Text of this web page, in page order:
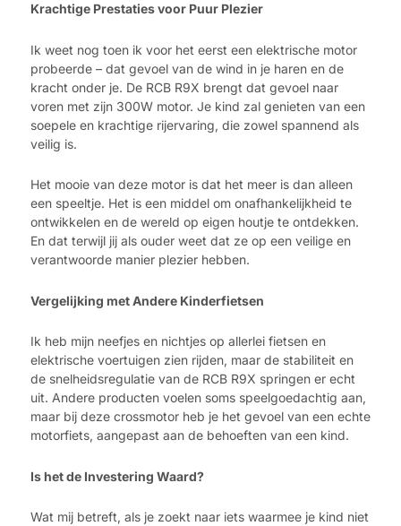
Krachtige Prestaties voor Puur Plezier
Ik weet nog toen ik voor het eerst een elektrische motor
probeerde – dat gevoel van de wind in je haren en de
kracht onder je. De RCB R9X brengt dat gevoel naar
voren met zijn 300W motor. Je kind zal genieten van een
soepele en krachtige rijervaring, die zowel spannend als
veilig is.
Het mooie van deze motor is dat het meer is dan alleen
een speeltje. Het is een middel om onafhankelijkheid te
ontwikkelen en de wereld op eigen houtje te ontdekken.
En dat terwijl jij als ouder weet dat ze op een veilige en
verantwoorde manier plezier hebben.
Vergelijking met Andere Kinderfietsen
Ik heb mijn neefjes en nichtjes op allerlei fietsen en
elektrische voertuigen zien rijden, maar de stabiliteit en
de snelheidsregulatie van de RCB R9X springen er echt
uit. Andere producten voelen soms speelgoedachtig aan,
maar bij deze crossmotor heb je het gevoel van een echte
motorfiets, aangepast aan de behoeften van een kind.
Is het de Investering Waard?
Wat mij betreft, als je zoekt naar iets waarmee je kind niet